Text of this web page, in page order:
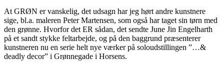
At GRØN er vanskelig, det udsagn har jeg hørt andre kunstnere
sige, bl.a. maleren Peter Martensen, som også har taget sin tørn med
den grønne. Hvorfor det ER sådan, det sendte June Jin Engelharth
på et sandt stykke feltarbejde, og på den baggrund præsenterer
kunstneren nu en serie helt nye værker på soloudstillingen ”…&
deadly decor” i Grønnegade i Horsens.